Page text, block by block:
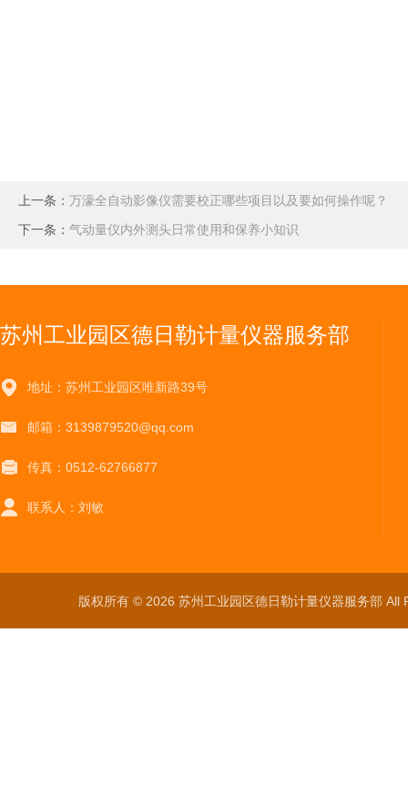
上一条： 万濠全自动影像仪需要校正哪些项目以及要如何操作呢？
下一条： 气动量仪内外测头日常使用和保养小知识
苏州工业园区德日勒计量仪器服务部
地址：苏州工业园区唯新路39号
邮箱：3139879520@qq.com
传真：0512-62766877
联系人：刘敏
版权所有 © 2026 苏州工业园区德日勒计量仪器服务部